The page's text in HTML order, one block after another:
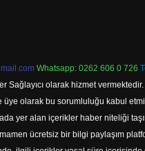
Whatsapp: 0262 606 0 726
Sağlayıcı olarak hizmet
olarak bu sorumluluğu kabul
yer alan içerikler haber niteliği
ücretsiz bir bilgi paylaşım